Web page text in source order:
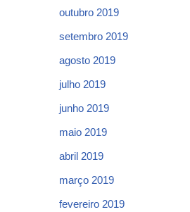
outubro 2019
setembro 2019
agosto 2019
julho 2019
junho 2019
maio 2019
abril 2019
março 2019
fevereiro 2019